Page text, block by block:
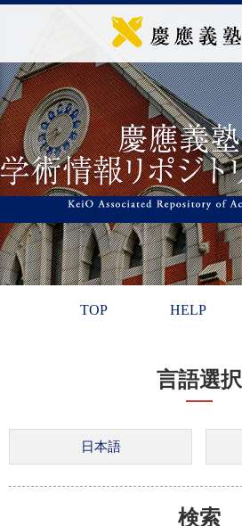
TOP HELP
言語選択
検索